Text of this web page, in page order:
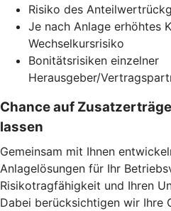
Risiko des
Je nach Anlage erhöhtes
Wechselkursrisiko
Bonitätsrisiken einzelner
Herausgeber/
Chance auf
lassen
Gemeinsam mit Ihnen
Anlagelösungen für Ihr
Risikotragfähigkeit und Ihren
Dabei berücksichtigen wir Ihre